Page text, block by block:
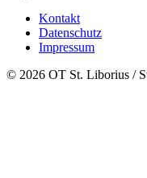
Kontakt
Datenschutz
Impressum
© 2026 OT St. Liborius /